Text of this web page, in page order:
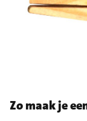
Zo maak je